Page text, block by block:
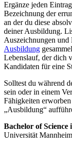
Ergänze jeden
Bezeichnung der
an der du diese
deiner Ausbildung.
Auszeichnungen und
Ausbildung
Lebenslauf, der dich
Kandidaten für eine
Solltest du während
sein oder in einem
Fähigkeiten
„Ausbildung“
Bachelor of Science
Universität